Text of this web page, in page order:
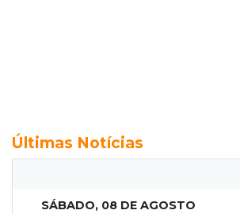
Últimas Notícias
SÁBADO, 08 DE AGOSTO